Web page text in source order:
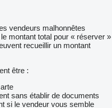
vendeurs malhonnêtes
montant total pour « réserver »
recueillir un montant
être :
sans établir de documents
si le vendeur vous semble